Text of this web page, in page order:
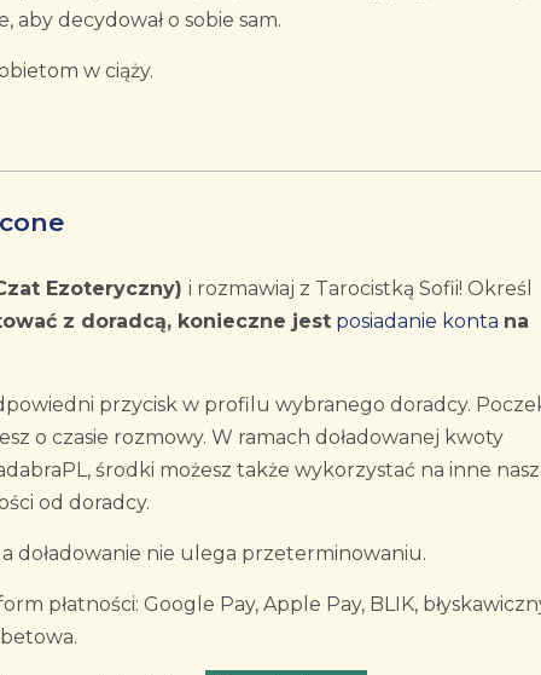
aby decydował o sobie sam.
w ciąży.
Ezoteryczny) i rozmawiaj z Tarocistką Sofii! Określ
z doradcą, konieczne jest posiadanie konta na
przycisk w profilu wybranego doradcy.
o czasie rozmowy. W ramach doładowanej kwoty
środki możesz także wykorzystać na inne
od doradcy.
doładowanie nie ulega przeterminowaniu.
płatności: Google Pay, Apple Pay, BLIK,